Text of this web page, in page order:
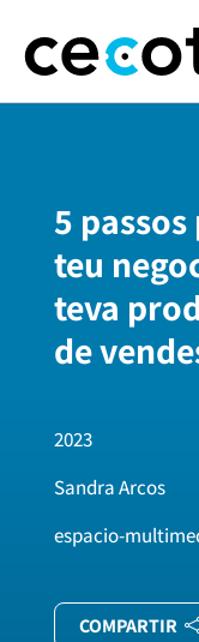
5
teu
teva
de
2023
Sandra Arcos
espacio-
COMPARTIR